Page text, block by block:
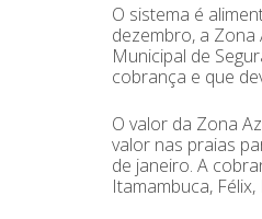
O sistema é
dezembro, a Zona
Municipal de
cobrança e que
O valor da Zona
valor nas praias
de janeiro. A
Itamambuca,